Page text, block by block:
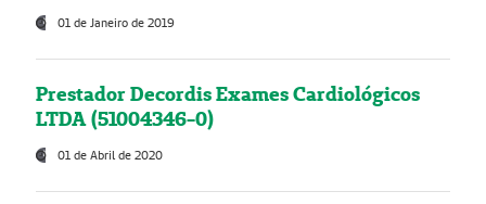
01 de Janeiro de 2019
Prestador Decordis Exames Cardiológicos
LTDA (51004346-0)
01 de Abril de 2020